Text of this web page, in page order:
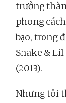
trưởng
phong
bạo, trong
Snake & Lil
(2013).
Nhưng tôi